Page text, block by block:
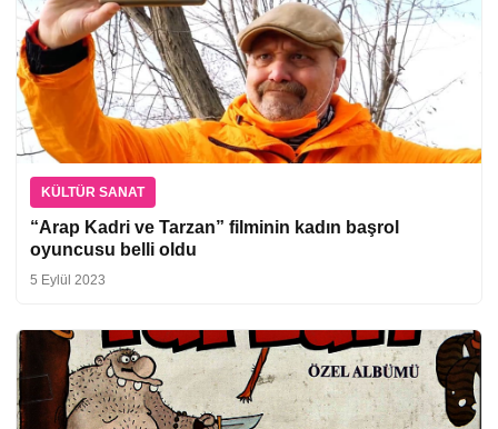
KÜLTÜR SANAT
“Arap Kadri ve Tarzan” filminin kadın başrol
oyuncusu belli oldu
5 Eylül 2023